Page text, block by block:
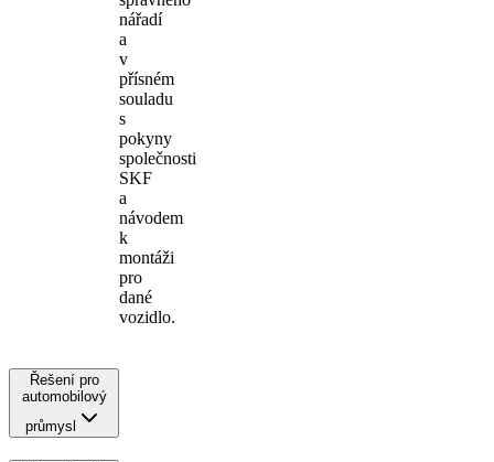
nářadí
a
v
přísném
souladu
s
pokyny
společnosti
SKF
a
návodem
k
montáži
pro
dané
vozidlo.
Řešení pro
automobilový
průmysl